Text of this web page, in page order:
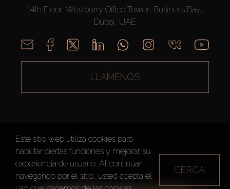
14th Floor, Westburry Office Tower, Business Bay,
Dubai, UAE
LLÁMENOS
AX CAPITAL ©2026 Todos los derechos reservados
Condiciones de Uso
Política de privacidad Mapa del sitio
Este sitio web utiliza cookies para
habilitar ciertas funciones y mejorar su
experiencia de usuario. Al continuar
navegando por el sitio, usted acepta el
CERCA